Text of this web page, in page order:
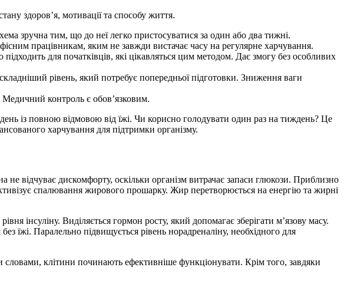
здоров’я, мотивації та способу життя.
зручна тим, що до неї легко пристосуватися за один або два тижні.
працівникам, яким не завжди вистачає часу на регулярне харчування.
для початківців, які цікавляться цим методом. Дає змогу без особливих
рівень, який потребує попередньої підготовки. Зниження ваги
контроль є обов’язковим.
із повною відмовою від їжі. Чи корисно голодувати один раз на тиждень? Це
харчування для підтримки організму.
відчуває дискомфорту, оскільки організм витрачає запаси глюкози. Приблизно
спалювання жирового прошарку. Жир перетворюється на енергію та жирні
інсуліну. Виділяється гормон росту, який допомагає зберігати м’язову масу.
їжі. Паралельно підвищується рівень норадреналіну, необхідного для
клітини починають ефективніше функціонувати. Крім того, завдяки